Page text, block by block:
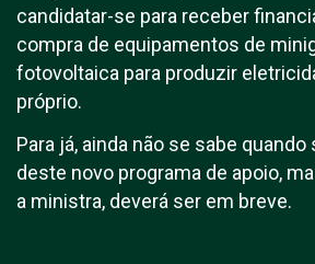
candidatar-se para receber
compra de equipamentos de
fotovoltaica para produzir
próprio.
Para já, ainda não se sabe
deste novo programa de apoio,
a ministra, deverá ser em breve.